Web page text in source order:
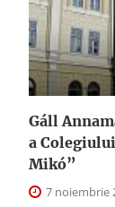
Gáll
a
Mikó”
7 noiembrie